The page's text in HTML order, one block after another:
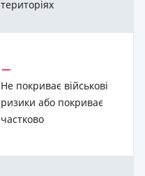
територіях
Не покриває військові
ризики або покриває
частково